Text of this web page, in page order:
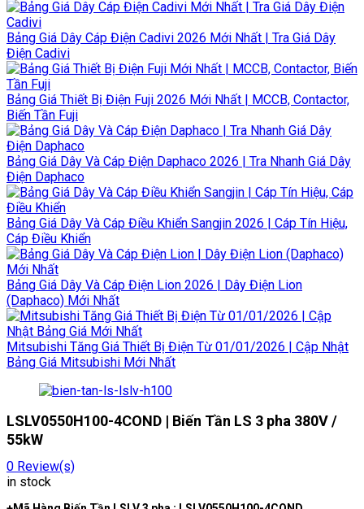
Bảng Giá Dây Cáp Điện Cadivi 2026 Mới Nhất | Tra Giá Dây
Điện Cadivi
Bảng Giá Thiết Bị Điện Fuji 2026 Mới Nhất | MCCB, Contactor,
Biến Tần Fuji
Bảng Giá Dây Và Cáp Điện Daphaco 2026 | Tra Nhanh Giá Dây
Điện Daphaco
Bảng Giá Dây Và Cáp Điều Khiển Sangjin 2026 | Cáp Tín Hiệu,
Cáp Điều Khiển
Bảng Giá Dây Và Cáp Điện Lion 2026 | Dây Điện Lion
(Daphaco) Mới Nhất
Mitsubishi Tăng Giá Thiết Bị Điện Từ 01/01/2026 | Cập Nhật
Bảng Giá Mitsubishi Mới Nhất
LSLV0550H100-4COND | Biến Tần LS 3 pha 380V /
55kW
0 Review(s)
in stock